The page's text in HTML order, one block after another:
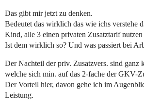
Das gibt mir jetzt zu denken.
Bedeutet das wirklich das wie ichs verstehe
Kind, alle 3 einen privaten Zusatztarif nutzen
Ist dem wirklich so? Und was passiert bei
Der Nachteil der priv. Zusatzvers. sind ganz
welche sich min. auf das 2-fache der GKV-
Der Vorteil hier, davon gehe ich im
Leistung.